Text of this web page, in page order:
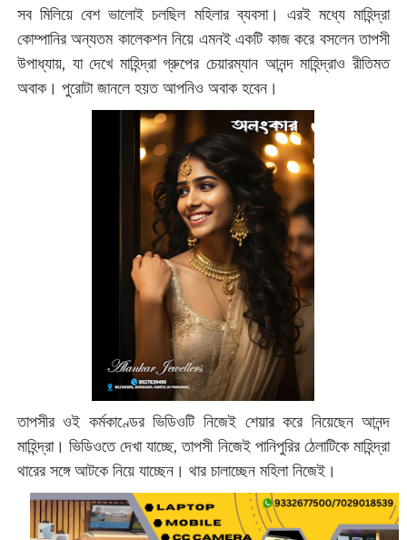
সব মিলিয়ে বেশ ভালোই চলছিল মহিলার ব্যবসা। এরই মধ্যে মাহিন্দ্রা
কোম্পানির অন্যতম কালেকশন নিয়ে এমনই একটি কাজ করে বসলেন তাপসী
উপাধ্যায়, যা দেখে মাহিন্দ্রা গ্রুপের চেয়ারম্যান আনন্দ মাহিন্দ্রাও রীতিমত
অবাক। পুরোটা জানলে হয়ত আপনিও অবাক হবেন।
তাপসীর ওই কর্মকাণ্ডের ভিডিওটি নিজেই শেয়ার করে নিয়েছেন আনন্দ
মাহিন্দ্রা। ভিডিওতে দেখা যাচ্ছে, তাপসী নিজেই পানিপুরির ঠেলাটিকে মাহিন্দ্রা
থারের সঙ্গে আটকে নিয়ে যাচ্ছেন। থার চালাচ্ছেন মহিলা নিজেই।